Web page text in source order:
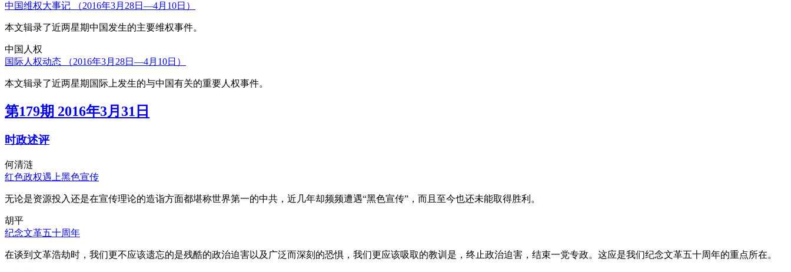
中国维权大事记 （2016年3月28日—4月10日）
本文辑录了近两星期中国发生的主要维权事件。
中国人权
国际人权动态 （2016年3月28日—4月10日）
本文辑录了近两星期国际上发生的与中国有关的重要人权事件。
第179期 2016年3月31日
时政述评
何清涟
红色政权遇上黑色宣传
无论是资源投入还是在宣传理论的造诣方面都堪称世界第一的中共，近几年却频频遭遇“黑色宣传”，而且至今也还未能取得胜利。
胡平
纪念文革五十周年
在谈到文革浩劫时，我们更不应该遗忘的是残酷的政治迫害以及广泛而深刻的恐惧，我们更应该吸取的教训是，终止政治迫害，结束一党专政。这应是我们纪念文革五十周年的重点所在。